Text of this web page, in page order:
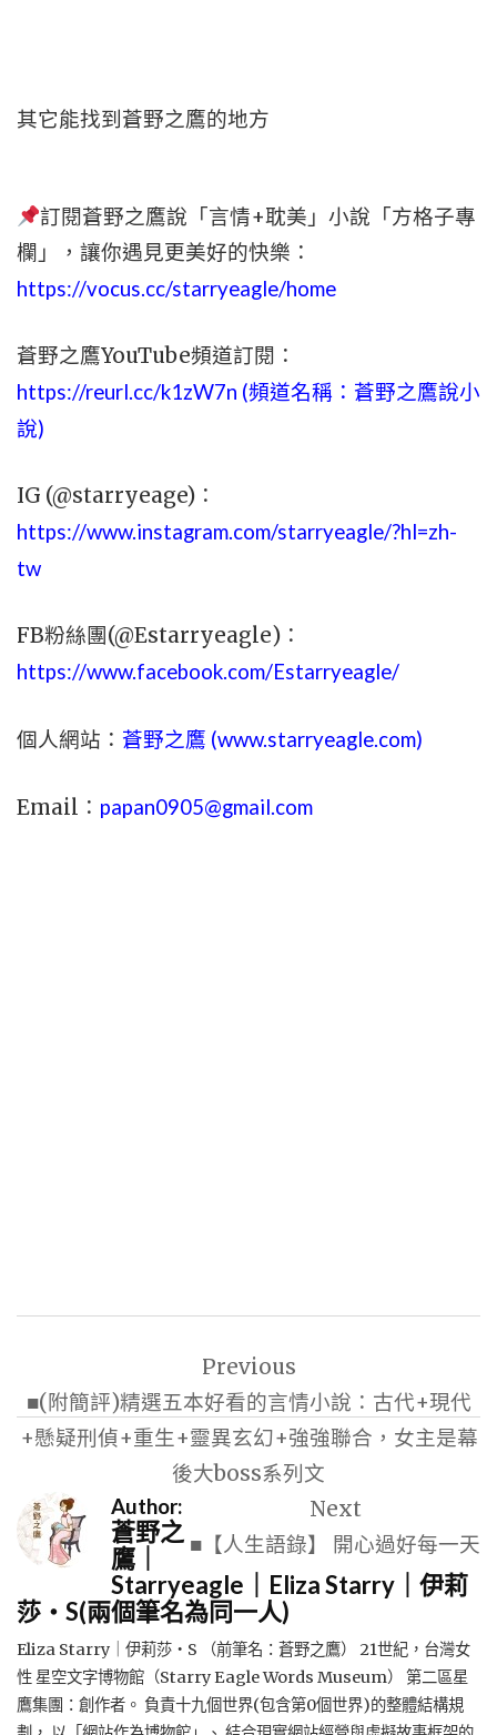
其它能找到蒼野之鷹的地方
訂閱蒼野之鷹說「言情+耽美」小說「方格子專
欄」，讓你遇見更美好的快樂：
https://vocus.cc/starryeagle/home
蒼野之鷹YouTube頻道訂閱：
https://reurl.cc/k1zW7n (頻道名稱：蒼野之鷹說小
說)
IG (@starryeage)：
https://www.instagram.com/starryeagle/?hl=zh-
tw
FB粉絲團(@Estarryeagle)：
https://www.facebook.com/Estarryeagle/
個人網站： 蒼野之鷹 (www.starryeagle.com)
Email： papan0905@gmail.com
導
覽
Previous
■(附簡評)精選五本好看的言情小說：古代+現代
+懸疑刑偵+重生+靈異玄幻+強強聯合，女主是幕
後大boss系列文
Next
■【人生語錄】 開心過好每一天
Author:
蒼野之
鷹｜
Starryeagle｜Eliza Starry｜伊莉
莎・S(兩個筆名為同一人)
Eliza Starry｜伊莉莎・S （前筆名：蒼野之鷹） 21世紀，台灣女
性 星空文字博物館（Starry Eagle Words Museum） 第二區星
鷹集團：創作者。 負責十九個世界(包含第0個世界)的整體結構規